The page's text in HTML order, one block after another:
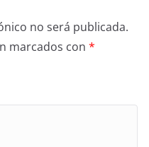
no será publicada.
marcados con *